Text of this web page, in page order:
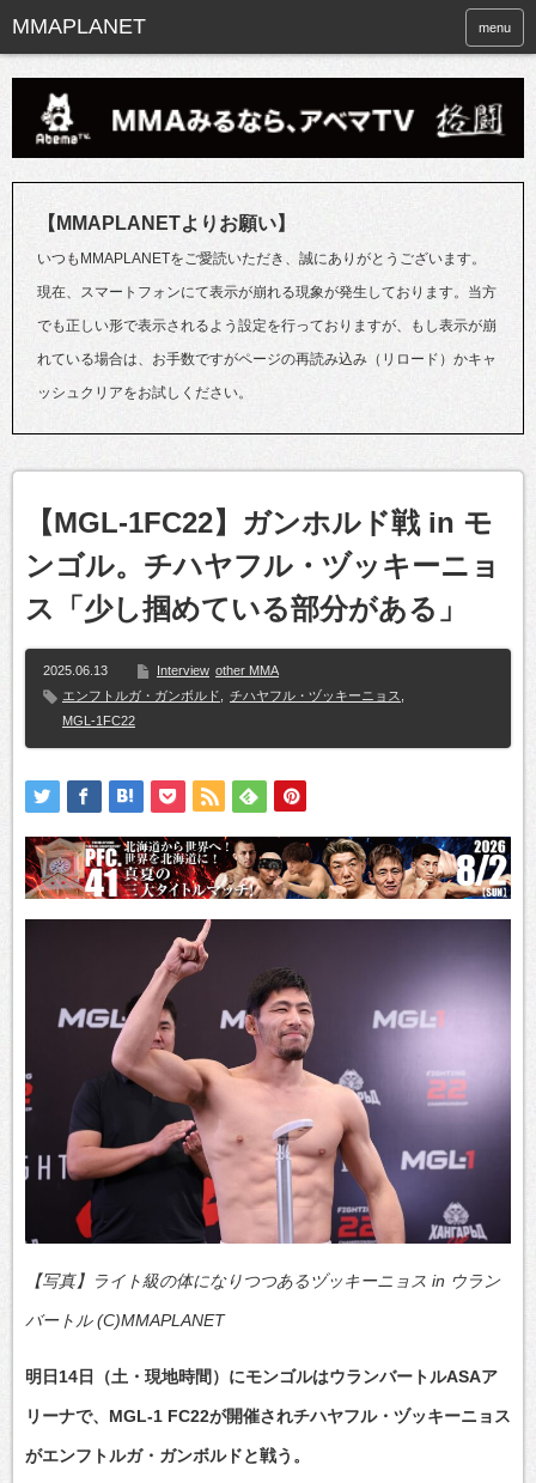
menu
【MMAPLANETよりお願い】
いつもMMAPLANETをご愛読いただき、誠にありがとうございます。
現在、スマートフォンにて表示が崩れる現象が発生しております。当方
でも正しい形で表示されるよう設定を行っておりますが、もし表示が崩
れている場合は、お手数ですがページの再読み込み（リロード）かキャ
ッシュクリアをお試しください。
【MGL-1FC22】ガンホルド戦 in モ
ンゴル。チハヤフル・ヅッキーニョ
ス「少し掴めている部分がある」
2025.06.13 Interview other MMA
エンフトルガ・ガンボルド
チハヤフル・ヅッキーニョス
MGL-1FC22
【写真】ライト級の体になりつつあるヅッキーニョス in ウラン
バートル (C)MMAPLANET
明日14日（土・現地時間）にモンゴルはウランバートルASAア
リーナで、MGL-1 FC22が開催されチハヤフル・ヅッキーニョス
がエンフトルガ・ガンボルドと戦う。